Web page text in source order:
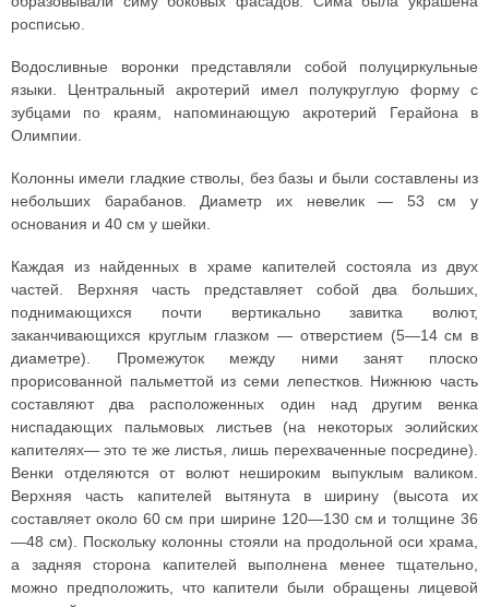
росписью.
Водосливные воронки представляли собой полуциркульные
языки. Центральный акротерий имел полукруглую форму с
зубцами по краям, напоминающую акротерий Герайона в
Олимпии.
Колонны имели гладкие стволы, без базы и были составлены из
небольших барабанов. Диаметр их невелик — 53 см у
основания и 40 см у шейки.
Каждая из найденных в храме капителей состояла из двух
частей. Верхняя часть представляет собой два больших,
поднимающихся почти вертикально завитка волют,
заканчивающихся круглым глазком — отверстием (5—14 см в
диаметре). Промежуток между ними занят плоско
прорисованной пальметтой из семи лепестков. Нижнюю часть
составляют два расположенных один над другим венка
ниспадающих пальмовых листьев (на некоторых эолийских
капителях— это те же листья, лишь перехваченные посредине).
Венки отделяются от волют нешироким выпуклым валиком.
Верхняя часть капителей вытянута в ширину (высота их
составляет около 60 см при ширине 120—130 см и толщине 36
—48 см). Поскольку колонны стояли на продольной оси храма,
а задняя сторона капителей выполнена менее тщательно,
можно предположить, что капители были обращены лицевой